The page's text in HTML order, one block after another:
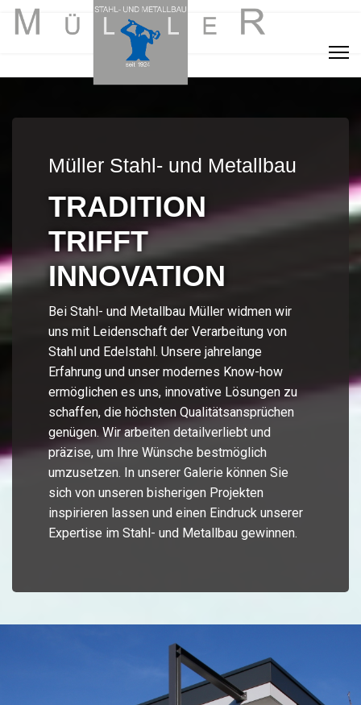
Müller Stahl- und Metallbau
TRADITION
TRIFFT
INNOVATION
Bei Stahl- und Metallbau Müller widmen wir
uns mit Leidenschaft der Verarbeitung von
Stahl und Edelstahl. Unsere jahrelange
Erfahrung und unser modernes Know-how
ermöglichen es uns, innovative Lösungen zu
schaffen, die höchsten Qualitätsansprüchen
genügen. Wir arbeiten detailverliebt und
präzise, um Ihre Wünsche bestmöglich
umzusetzen. In unserer Galerie können Sie
sich von unseren bisherigen Projekten
inspirieren lassen und einen Eindruck unserer
Expertise im Stahl- und Metallbau gewinnen.